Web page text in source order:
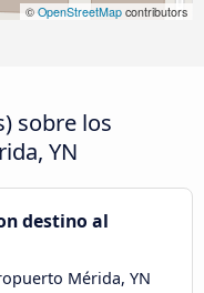
© OpenStreetMap contributors
sobre los
YN
destino al
Mérida, YN